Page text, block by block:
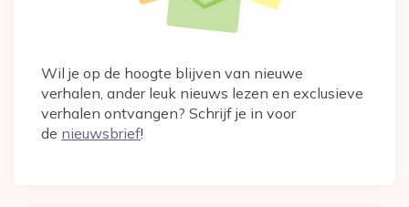
Wil je op de hoogte blijven van nieuwe
verhalen, ander leuk nieuws lezen en exclusieve
verhalen ontvangen? Schrijf je in voor
de nieuwsbrief!